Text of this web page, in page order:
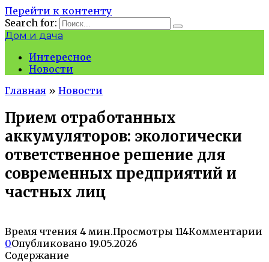
Перейти к контенту
Search for:
Дом и дача
Интересное
Новости
Главная » Новости
Прием отработанных
аккумуляторов: экологически
ответственное решение для
современных предприятий и
частных лиц
Время чтения 4 мин.Просмотры 114Комментарии
0Опубликовано 19.05.2026
Содержание